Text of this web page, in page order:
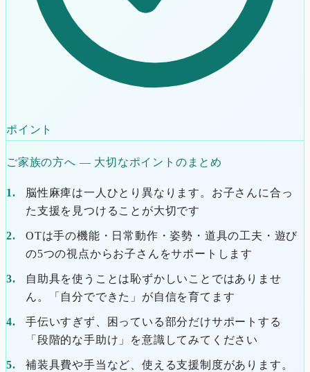
ポイント
ご家族の方へ ― 大切なポイントのまとめ
脳性麻痺は一人ひとり異なります。お子さんに合っ
た支援を見つけることが大切です
OTは手の機能・日常動作・姿勢・道具の工夫・遊び
の5つの視点からお子さんをサポートします
自助具を使うことは恥ずかしいことではありませ
ん。「自分でできた」が自信を育てます
手伝いすぎず、困っている部分だけサポートする
「段階的な手助け」を意識してみてください
補装具費や手当など、使える支援制度があります。